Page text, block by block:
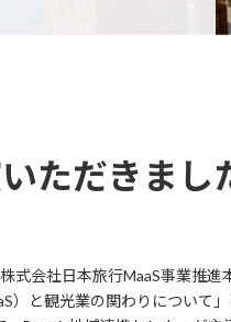
ただきまし
式会社日本旅行MaaS事業推進
）と観光業の関わりについて